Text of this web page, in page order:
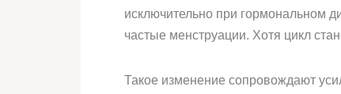
исключительно при гормональном
частые менструации. Хотя цикл
Такое изменение сопровождают